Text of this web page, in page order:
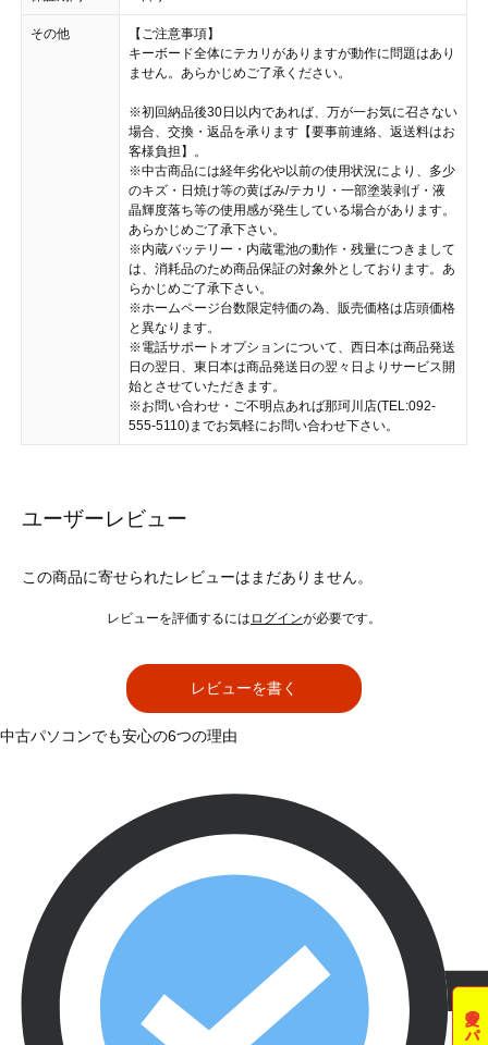
その他
【ご注意事項】
キーボード全体にテカリがありますが動作に問題はあり
ません。あらかじめご了承ください。
※初回納品後30日以内であれば、万が一お気に召さない
場合、交換・返品を承ります【要事前連絡、返送料はお
客様負担】。
※中古商品には経年劣化や以前の使用状況により、多少
のキズ・日焼け等の黄ばみ/テカリ・一部塗装剥げ・液
晶輝度落ち等の使用感が発生している場合があります。
あらかじめご了承下さい。
※内蔵バッテリー・内蔵電池の動作・残量につきまして
は、消耗品のため商品保証の対象外としております。あ
らかじめご了承下さい。
※ホームページ台数限定特価の為、販売価格は店頭価格
と異なります。
※電話サポートオプションについて、西日本は商品発送
日の翌日、東日本は商品発送日の翌々日よりサービス開
始とさせていただきます。
※お問い合わせ・ご不明点あれば那珂川店(TEL:092-
555-5110)までお気軽にお問い合わせ下さい。
ユーザーレビュー
この商品に寄せられたレビューはまだありません。
レビューを評価するには ログインが必要です。
レビューを書く
中古パソコンでも安心の6つの理由